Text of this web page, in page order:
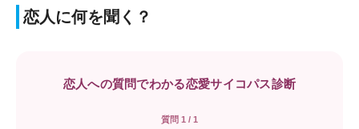
恋人に何を聞く？
恋人への質問でわかる恋愛サイコパス診断
質問 1 / 1